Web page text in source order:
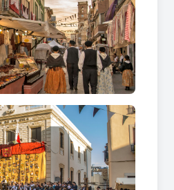
tant la població
a sortir al carrer, gaudir de
d’aquesta celebració.